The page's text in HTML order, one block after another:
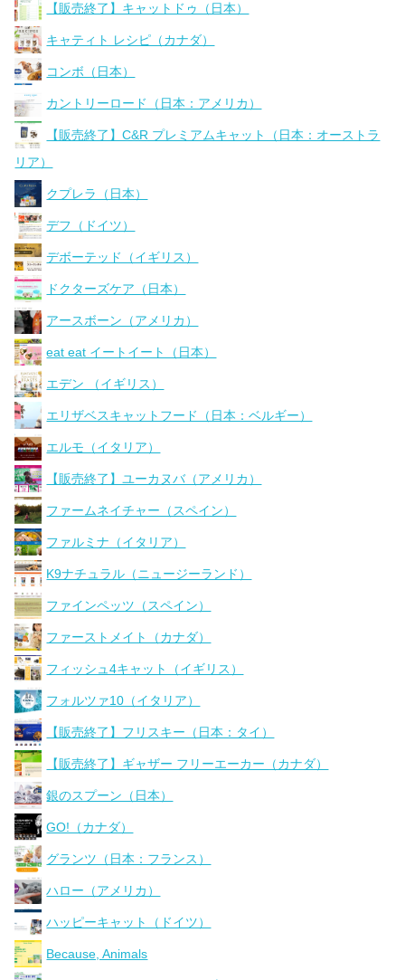
【販売終了】キャットドゥ（日本）
キャティト レシピ（カナダ）
コンボ（日本）
カントリーロード（日本：アメリカ）
【販売終了】C&R プレミアムキャット（日本：オーストラ
リア）
クプレラ（日本）
デフ（ドイツ）
デボーテッド（イギリス）
ドクターズケア（日本）
アースボーン（アメリカ）
eat eat イートイート（日本）
エデン （イギリス）
エリザベスキャットフード（日本：ベルギー）
エルモ（イタリア）
【販売終了】ユーカヌバ（アメリカ）
ファームネイチャー（スペイン）
ファルミナ（イタリア）
K9ナチュラル（ニュージーランド）
ファインペッツ（スペイン）
ファーストメイト（カナダ）
フィッシュ4キャット（イギリス）
フォルツァ10（イタリア）
【販売終了】フリスキー（日本：タイ）
【販売終了】ギャザー フリーエーカー（カナダ）
銀のスプーン（日本）
GO!（カナダ）
グランツ（日本：フランス）
ハロー（アメリカ）
ハッピーキャット（ドイツ）
Because, Animals